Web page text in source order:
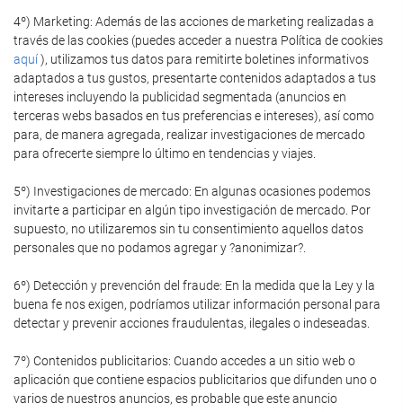
4º) Marketing: Además de las acciones de marketing realizadas a
través de las cookies (puedes acceder a nuestra Política de cookies
aquí), utilizamos tus datos para remitirte boletines informativos
adaptados a tus gustos, presentarte contenidos adaptados a tus
intereses incluyendo la publicidad segmentada (anuncios en
terceras webs basados en tus preferencias e intereses), así como
para, de manera agregada, realizar investigaciones de mercado
para ofrecerte siempre lo último en tendencias y viajes.
5º) Investigaciones de mercado: En algunas ocasiones podemos
invitarte a participar en algún tipo investigación de mercado. Por
supuesto, no utilizaremos sin tu consentimiento aquellos datos
personales que no podamos agregar y ?anonimizar?.
6º) Detección y prevención del fraude: En la medida que la Ley y la
buena fe nos exigen, podríamos utilizar información personal para
detectar y prevenir acciones fraudulentas, ilegales o indeseadas.
7º) Contenidos publicitarios: Cuando accedes a un sitio web o
aplicación que contiene espacios publicitarios que difunden uno o
varios de nuestros anuncios, es probable que este anuncio